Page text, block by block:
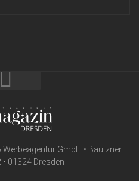
GmbH • Bautzner
01324 Dresden